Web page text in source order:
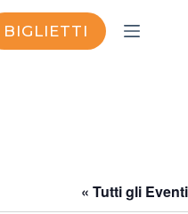
BIGLIETTI
« Tutti gli Eventi